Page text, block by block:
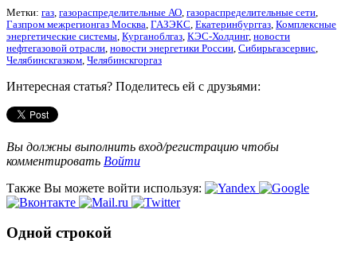
Метки: газ газораспределительные АО газораспределительные сети
Газпром межрегионгаз Москва ГАЗЭКС Екатеринбурггаз Комплексные
энергетические системы Курганоблгаз КЭС-Холдинг, новости
нефтегазовой отрасли новости энергетики России Сибирьгазсервис
Челябинскгазком Челябинскгоргаз
Интересная статья? Поделитесь ей с друзьями:
Вы должны выполнить вход/регистрацию чтобы
комментировать Войти
Также Вы можете войти используя:
Одной строкой